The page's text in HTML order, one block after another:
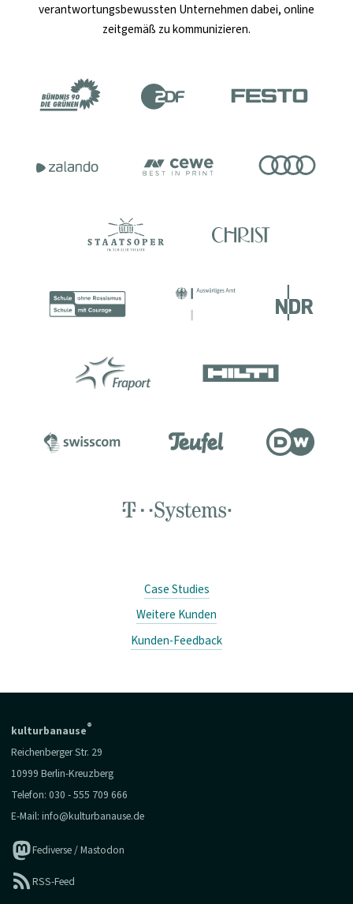
verantwortungsbewussten Unternehmen dabei, online
zeitgemäß zu kommunizieren.
Case Studies
Weitere Kunden
Kunden-Feedback
kulturbanause®
Reichenberger Str. 29
10999 Berlin-Kreuzberg
Telefon: 030 - 555 709 666
E-Mail: info@kulturbanause.de
Fediverse / Mastodon
RSS-Feed